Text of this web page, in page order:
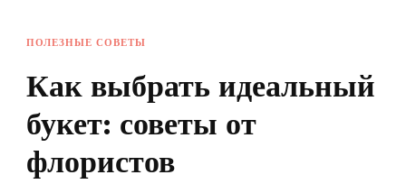
ПОЛЕЗНЫЕ СОВЕТЫ
Как выбрать идеальный
букет: советы от
флористов